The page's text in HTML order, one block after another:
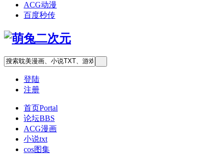
ACG动漫
百度秒传
登陆
注册
首页Portal
论坛BBS
ACG漫画
小说txt
cos图集